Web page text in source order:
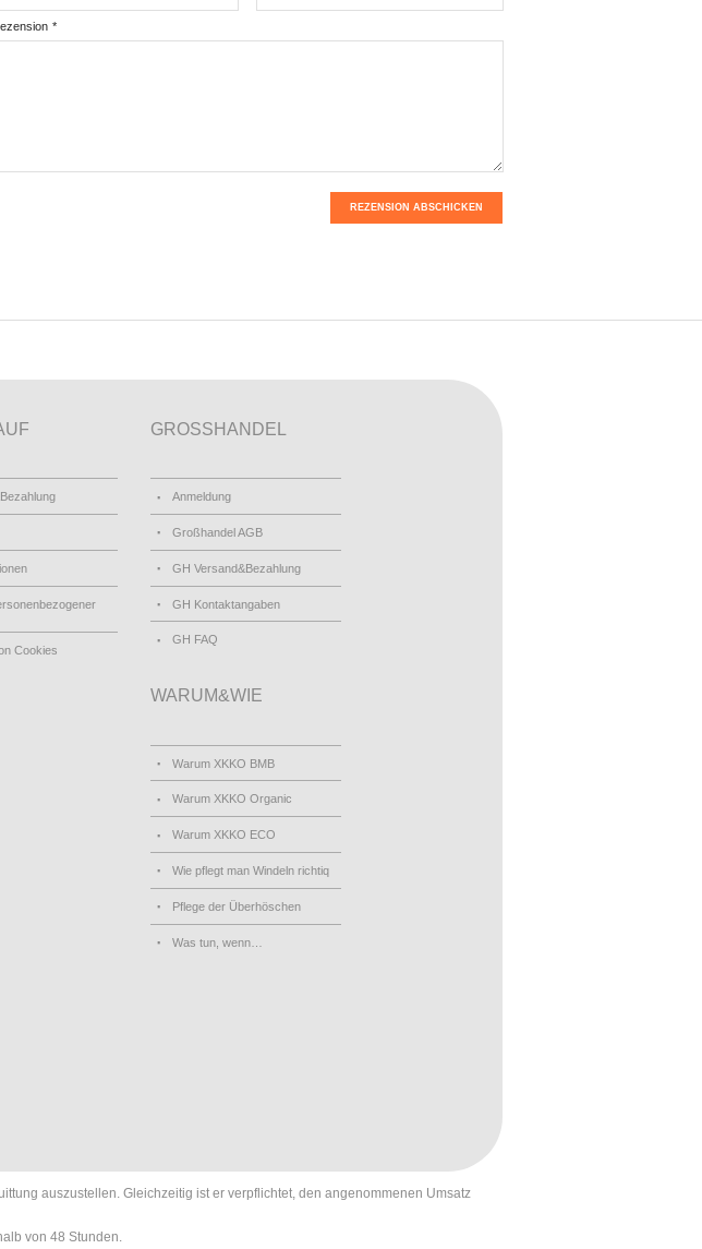
*
REZENSION ABSCHICKEN
Cookies
GROSSHANDEL
Anmeldung
Großhandel AGB
GH Versand&Bezahlung
GH Kontaktangaben
GH FAQ
WARUM&WIE
Warum XKKO BMB
Warum XKKO Organic
Warum XKKO ECO
Wie pflegt man Windeln richtiq
Pflege der Überhöschen
Was tun, wenn…
auszustellen. Gleichzeitig ist er verpflichtet, den angenommenen Umsatz
von 48 Stunden.